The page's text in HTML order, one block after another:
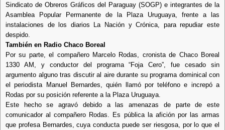
Sindicato de Obreros Gráficos del Paraguay (SOGP) e integrantes de la
Asamblea Popular Permanente de la Plaza Uruguaya, frente a las
instalaciones de los diarios La Nación y Crónica, para repudiar este
despido.
También en Radio Chaco Boreal
Por su parte, el compañero Marcelo Rodas, cronista de Chaco Boreal
1330 AM, y conductor del programa “Foja Cero”, fue cesado sin
argumento alguno tras discutir al aire durante su programa dominical con
el periodista Manuel Bernardes, quién llamó por teléfono e increpó a
Rodas por su posición referente a la Plaza Uruguaya.
Este hecho se agravó debido a las amenazas de parte de este
comunicador al compañero Rodas. Es pública la afición por las armas
que profesa Bernardes, cuya conducta puede ser riesgosa, por lo que el